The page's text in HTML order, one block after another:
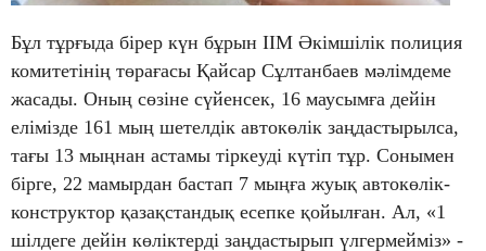
Бұл тұрғыда бірер күн бұрын ІІМ Әкімшілік полиция
комитетінің төрағасы Қайсар Сұлтанбаев мәлімдеме
жасады. Оның сөзіне сүйенсек, 16 маусымға дейін
елімізде 161 мың шетелдік автокөлік заңдастырылса,
тағы 13 мыңнан астамы тіркеуді күтіп тұр. Сонымен
бірге, 22 мамырдан бастап 7 мыңға жуық автокөлік-
конструктор қазақстандық есепке қойылған. Ал, «1
шілдеге дейін көліктерді заңдастырып үлгермейміз» -